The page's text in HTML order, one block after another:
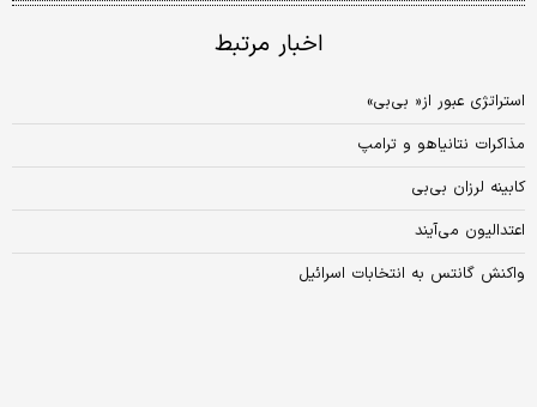
اخبار مرتبط
استراتژی عبور از« بی‌بی»
مذاکرات نتانیاهو و ترامپ
کابینه لرزان بی‌بی
اعتدالیون می‌آیند
واکنش گانتس به انتخابات اسرائیل